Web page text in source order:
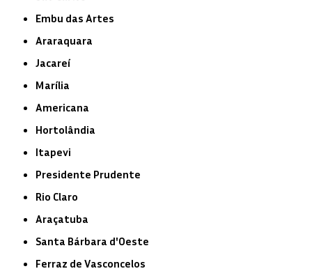
Embu das Artes
Araraquara
Jacareí
Marília
Americana
Hortolândia
Itapevi
Presidente Prudente
Rio Claro
Araçatuba
Santa Bárbara d'Oeste
Ferraz de Vasconcelos